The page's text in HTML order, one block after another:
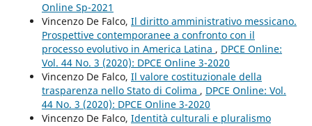
Online Sp-2021
Vincenzo De Falco, Il diritto amministrativo messicano.
Prospettive contemporanee a confronto con il
processo evolutivo in America Latina , DPCE Online:
Vol. 44 No. 3 (2020): DPCE Online 3-2020
Vincenzo De Falco, Il valore costituzionale della
trasparenza nello Stato di Colima , DPCE Online: Vol.
44 No. 3 (2020): DPCE Online 3-2020
Vincenzo De Falco, Identità culturali e pluralismo